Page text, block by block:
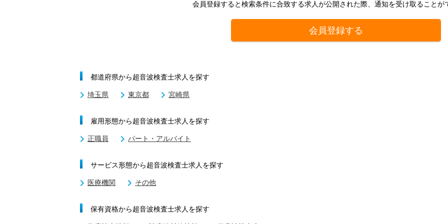
会員登録すると検索条件に合致する求人が公開された際、通知を受け取ることが
会員登録する
都道府県から超音波検査士求人を探す
埼玉県 東京都 宮崎県
雇用形態から超音波検査士求人を探す
正職員 パート・アルバイト
サービス形態から超音波検査士求人を探す
医療機関 その他
保有資格から超音波検査士求人を探す